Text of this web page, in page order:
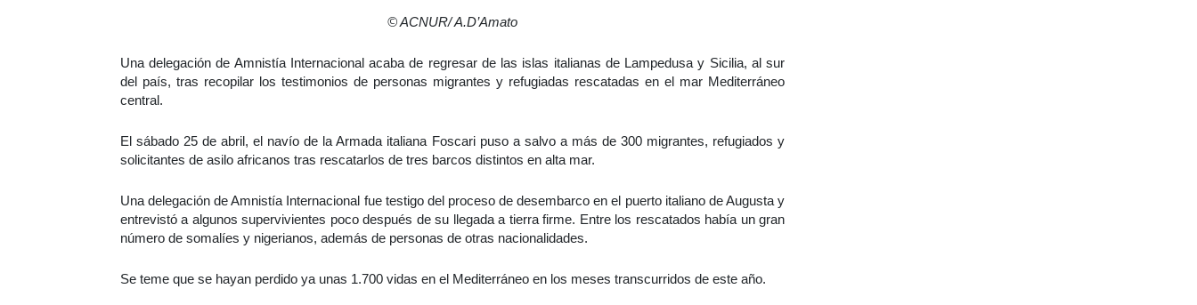
© ACNUR/ A.D’Amato
Una delegación de Amnistía Internacional acaba de regresar de las islas italianas de Lampedusa y Sicilia, al sur
del país, tras recopilar los testimonios de personas migrantes y refugiadas rescatadas en el mar Mediterráneo
central.
El sábado 25 de abril, el navío de la Armada italiana Foscari puso a salvo a más de 300 migrantes, refugiados y
solicitantes de asilo africanos tras rescatarlos de tres barcos distintos en alta mar.
Una delegación de Amnistía Internacional fue testigo del proceso de desembarco en el puerto italiano de Augusta y
entrevistó a algunos supervivientes poco después de su llegada a tierra firme. Entre los rescatados había un gran
número de somalíes y nigerianos, además de personas de otras nacionalidades.
Se teme que se hayan perdido ya unas 1.700 vidas en el Mediterráneo en los meses transcurridos de este año.